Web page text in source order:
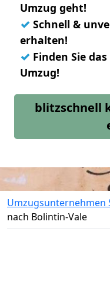
Umzug geht!
✓ Schnell &
erhalten!
✓ Finden Sie
Umzug!
blitzschnell
Umzugsunternehmen
nach Bolintin-Vale